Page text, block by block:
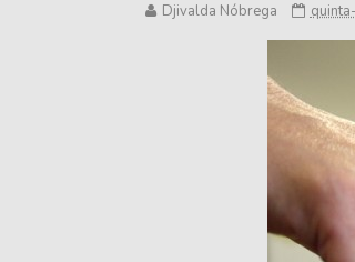
Djivalda Nóbrega